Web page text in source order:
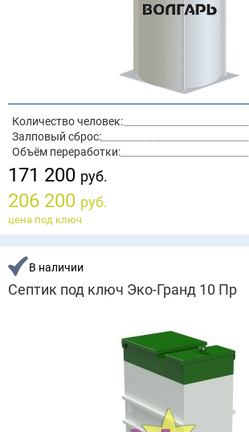
Количество человек:
Залповый сброс:
Объём переработки:
171 200 руб.
206 200 руб.
цена под ключ
В наличии
Септик под ключ Эко-Гранд 10 Пр